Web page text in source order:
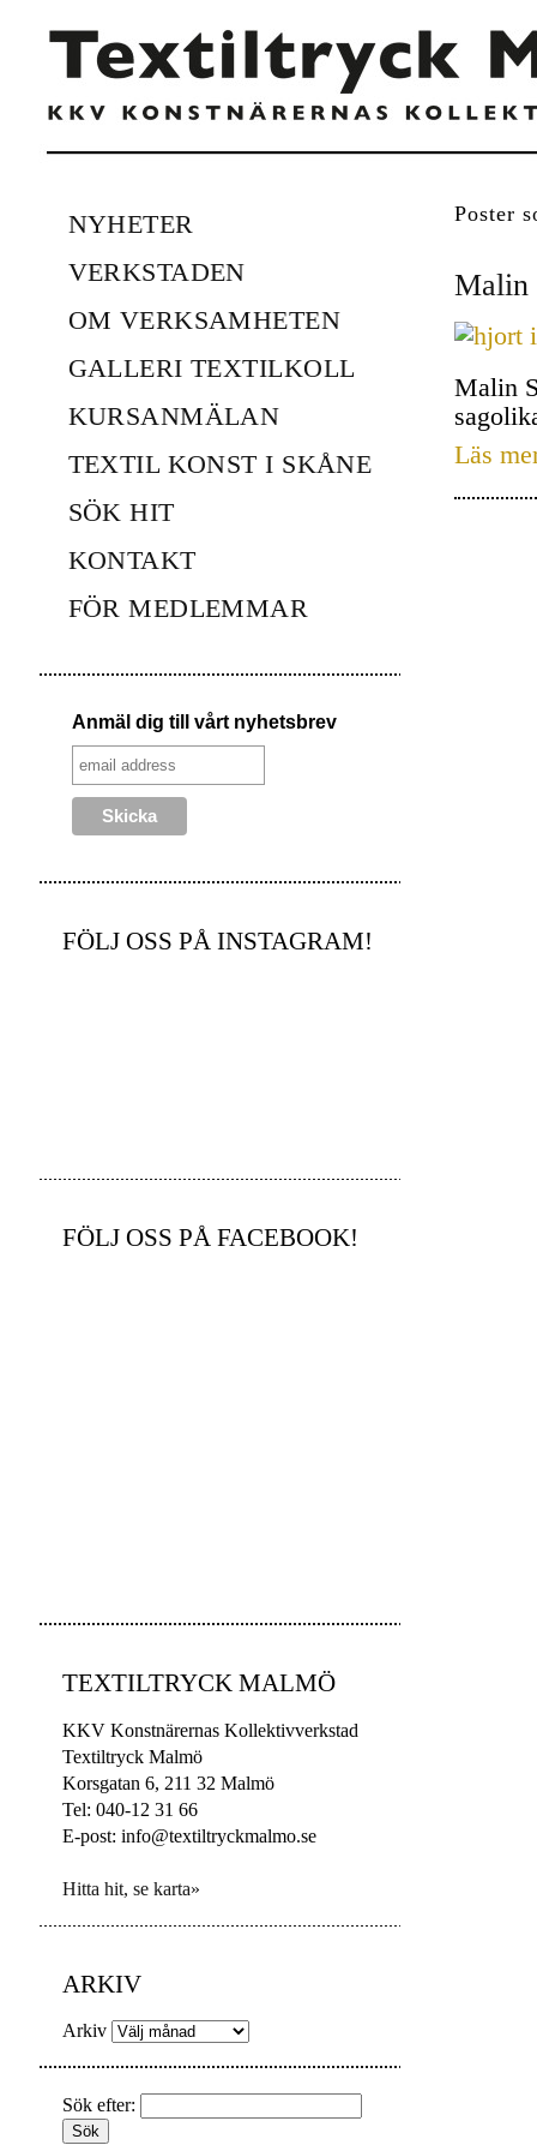
Poster
Malin
Malin
Läs
NYHETER
VERKSTADEN
OM VERKSAMHETEN
GALLERI TEXTILKOLL
KURSANMÄLAN
TEXTIL KONST I SKÅNE
SÖK HIT
KONTAKT
FÖR MEDLEMMAR
Anmäl dig till vårt nyhetsbrev
FÖLJ OSS PÅ INSTAGRAM!
FÖLJ OSS PÅ FACEBOOK!
TEXTILTRYCK MALMÖ
KKV Konstnärernas Kollektivverkstad
Textiltryck Malmö
Korsgatan 6, 211 32 Malmö
Tel: 040-12 31 66
E-post: info@textiltryckmalmo.se
Hitta hit, se karta»
ARKIV
Arkiv
Sök efter: